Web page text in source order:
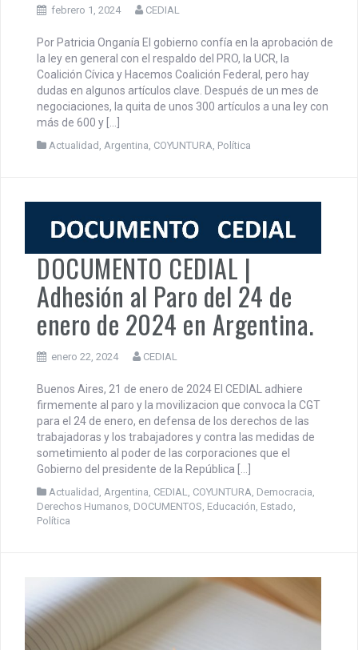
febrero 1, 2024 CEDIAL
Por Patricia Onganía El gobierno confía en la aprobación de
la ley en general con el respaldo del PRO, la UCR, la
Coalición Cívica y Hacemos Coalición Federal, pero hay
dudas en algunos artículos clave. Después de un mes de
negociaciones, la quita de unos 300 artículos a una ley con
más de 600 y […]
Actualidad , Argentina, COYUNTURA, Política
DOCUMENTO CEDIAL |
Adhesión al Paro del 24 de
enero de 2024 en Argentina.
enero 22, 2024 CEDIAL
Buenos Aires, 21 de enero de 2024 El CEDIAL adhiere
firmemente al paro y la movilizacion que convoca la CGT
para el 24 de enero, en defensa de los derechos de las
trabajadoras y los trabajadores y contra las medidas de
sometimiento al poder de las corporaciones que el
Gobierno del presidente de la República […]
Actualidad , Argentina, CEDIAL, COYUNTURA, Democracia,
Derechos Humanos, DOCUMENTOS, Educación, Estado,
Política